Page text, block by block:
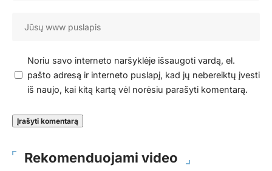
Noriu savo interneto naršyklėje išsaugoti vardą, el.
pašto adresą ir interneto puslapį, kad jų nebereiktų įvesti
iš naujo, kai kitą kartą vėl norėsiu parašyti komentarą.
Rekomenduojami video